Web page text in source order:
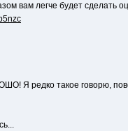
вам легче будет сделать
Я редко такое говорю,